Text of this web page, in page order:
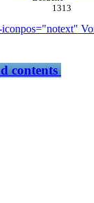
1313
iconpos="notext"
contents